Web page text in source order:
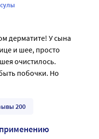
дерматите! У сына
и шее, просто
очистилось.
побочки. Но
200